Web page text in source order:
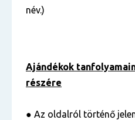
név.)
Ajándékok
részére
● Az oldalról történő